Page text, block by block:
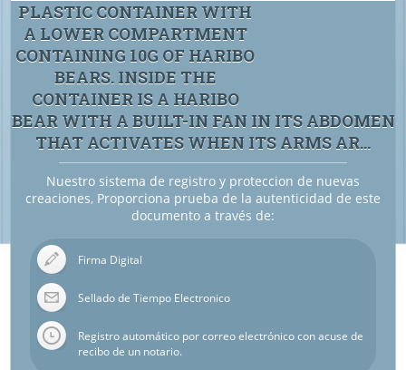
PLASTIC CONTAINER WITH
A LOWER COMPARTMENT
CONTAINING 10G OF HARIBO
BEARS. INSIDE THE
CONTAINER IS A HARIBO
BEAR WITH A BUILT-IN FAN IN ITS ABDOMEN
THAT ACTIVATES WHEN ITS ARMS AR...
Nuestro sistema de registro y proteccion de nuevas
creaciones, Proporciona prueba de la autenticidad de este
documento a través de:
Firma Digital
Sellado de Tiempo Electronico
Registro automático por correo electrónico con acuse de
recibo de un notario.